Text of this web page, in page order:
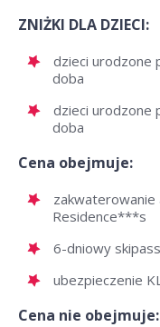
ZNIŻKI DLA DZIECI:
dzieci urodzone
doba
dzieci urodzone
doba
Cena obejmuje:
Residence***s
6-dniowy skipass
ubezpieczenie
Cena nie obejmuje: